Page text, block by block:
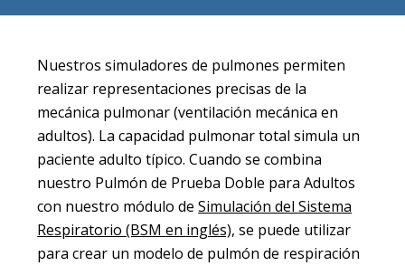
Nuestros simuladores de pulmones permiten
realizar representaciones precisas de la
mecánica pulmonar (ventilación mecánica en
adultos). La capacidad pulmonar total simula un
paciente adulto típico. Cuando se combina
nuestro Pulmón de Prueba Doble para Adultos
con nuestro módulo deSimulación del Sistema
Respiratorio (BSM en inglés), se puede utilizar
para crear un modelo de pulmón de respiración